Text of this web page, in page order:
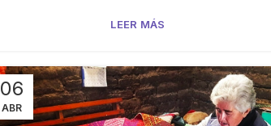
LEER MÁS
06
ABR